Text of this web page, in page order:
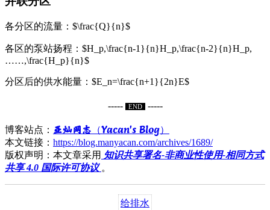
各分区的流量：$\frac{Q}{n}$
各区的泵站扬程：$H_p,\frac{n-1}{n}H_p,\frac{n-2}{n}H_p,
……,\frac{H_p}{n}$
分区后的供水能量：$E_n=\frac{n+1}{2n}E$
----- END -----
博客站点： 亚灿网志（Yacan's Blog）
本文链接： https://blog.manyacan.com/archives/1689/
版权声明：本文章采用 知识共享署名-非商业性使用-相同方式
共享 4.0 国际许可协议 。
给排水